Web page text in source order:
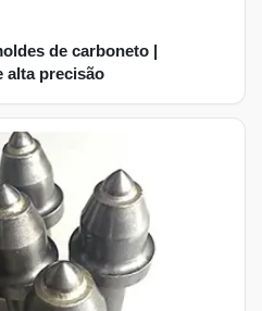
de carboneto |
alta precisão